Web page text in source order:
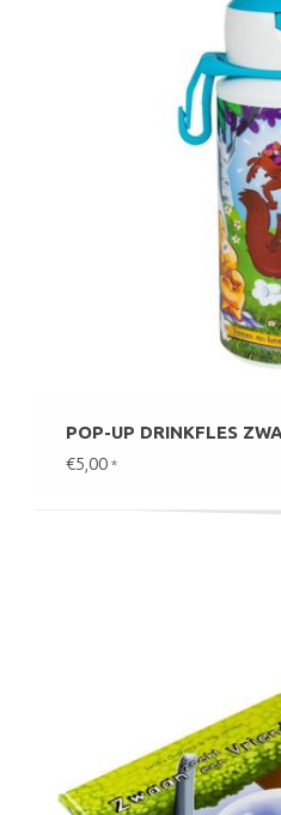
POP-UP DRINKFLES
€5,00 *